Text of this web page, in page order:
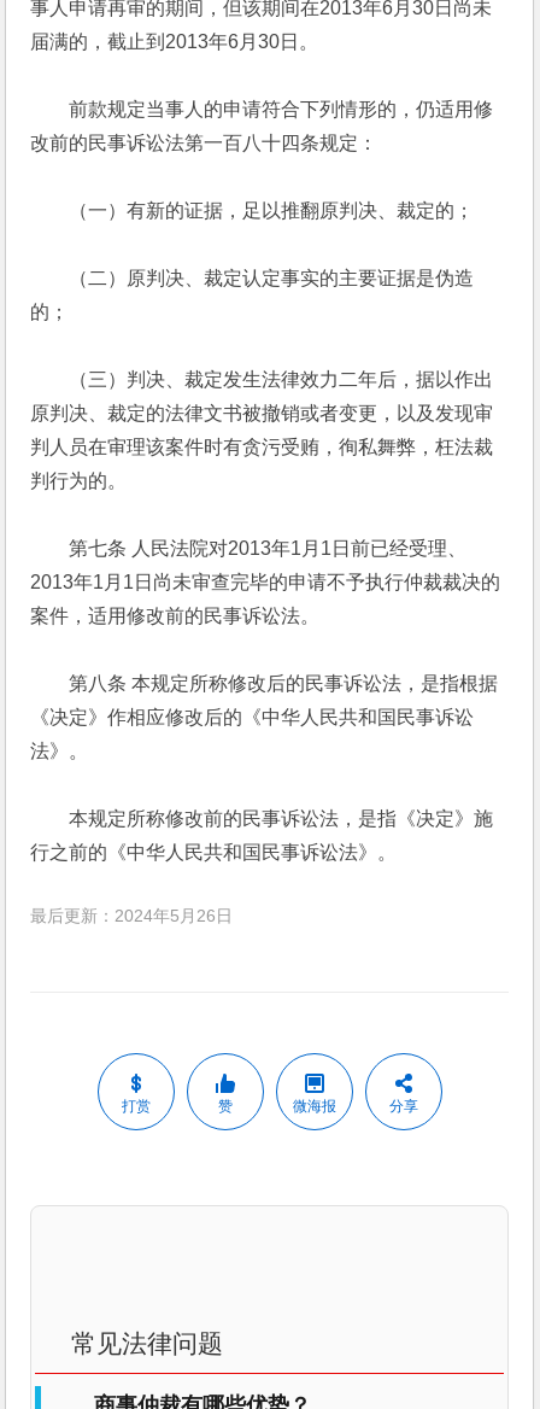
事人申请再审的期间，但该期间在2013年6月30日尚未
届满的，截止到2013年6月30日。
前款规定当事人的申请符合下列情形的，仍适用修
改前的民事诉讼法第一百八十四条规定：
（一）有新的证据，足以推翻原判决、裁定的；
（二）原判决、裁定认定事实的主要证据是伪造
的；
（三）判决、裁定发生法律效力二年后，据以作出
原判决、裁定的法律文书被撤销或者变更，以及发现审
判人员在审理该案件时有贪污受贿，徇私舞弊，枉法裁
判行为的。
第七条 人民法院对2013年1月1日前已经受理、
2013年1月1日尚未审查完毕的申请不予执行仲裁裁决的
案件，适用修改前的民事诉讼法。
第八条 本规定所称修改后的民事诉讼法，是指根据
《决定》作相应修改后的《中华人民共和国民事诉讼
法》。
本规定所称修改前的民事诉讼法，是指《决定》施
行之前的《中华人民共和国民事诉讼法》。
最后更新：2024年5月26日
打赏 赞 微海报 分享
常见法律问题